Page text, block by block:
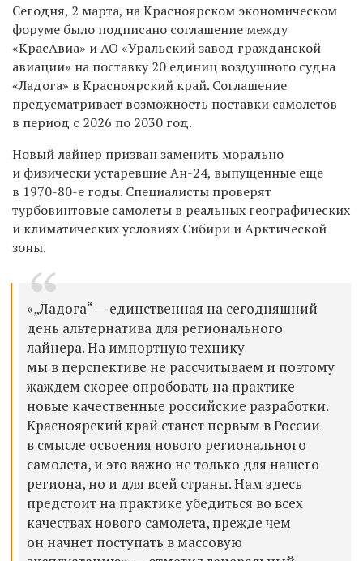
Сегодня, 2 марта, на Красноярском экономическом
форуме было подписано соглашение между
«КрасАвиа» и АО «Уральский завод гражданской
авиации» на поставку 20 единиц воздушного судна
«Ладога» в Красноярский край. Соглашение
предусматривает возможность поставки самолетов
в период с 2026 по 2030 год.
Новый лайнер призван заменить морально
и физически устаревшие Ан-24, выпущенные еще
в 1970-80-е годы. Специалисты проверят
турбовинтовые самолеты в реальных географических
и климатических условиях Сибири и Арктической
зоны.
«„Ладога“ — единственная на сегодняшний
день альтернатива для регионального
лайнера. На импортную технику
мы в перспективе не рассчитываем и поэтому
жаждем скорее опробовать на практике
новые качественные российские разработки.
Красноярский край станет первым в России
в смысле освоения нового регионального
самолета, и это важно не только для нашего
региона, но и для всей страны. Нам здесь
предстоит на практике убедиться во всех
качествах нового самолета, прежде чем
он начнет поступать в массовую